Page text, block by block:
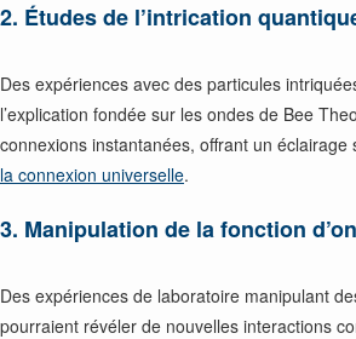
2. Études de l’intrication
Des expériences avec des particules
l’explication fondée sur les ondes de Bee
connexions instantanées, offrant un éclairage
la connexion universelle.
3. Manipulation de la fonction
Des expériences de laboratoire manipulant
pourraient révéler de nouvelles interactions